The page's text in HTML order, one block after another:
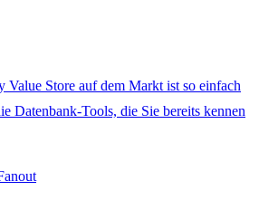
Value Store auf dem Markt ist so einfach
Datenbank-Tools, die Sie bereits kennen